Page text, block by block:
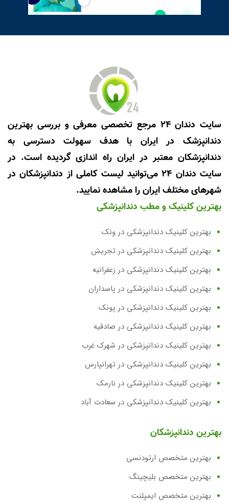
سایت دندان 24 مرجع تخصصی معرفی و بررسی بهترین
دندانپزشک در ایران با هدف سهولت دسترسی به
دندانپزشکان معتبر در ایران راه اندازی گردیده است. در
سایت دندان 24 می‌توانید لیست کاملی از دندانپزشکان در
شهرهای مختلف ایران را مشاهده نمایید.
بهترین کلینیک و مطب دندانپزشکی
بهترین کلینیک دندانپزشکی در ونک
بهترین کلینیک دندانپزشکی در تجریش
بهترین کلینیک دندانپزشکی در زعفرانیه
بهترین کلینیک دندانپزشکی در پاسداران
بهترین کلینیک دندانپزشکی در پونک
بهترین کلینیک دندانپزشکی در صادقیه
بهترین کلینیک دندانپزشکی در شهرک غرب
بهترین کلینیک دندانپزشکی در تهرانپارس
بهترین کلینیک دندانپزشکی در نارمک
بهترین کلینیک دندانپزشکی در سعادت آباد
بهترین دندانپزشکان
بهترین متخصص ارتودنسی
بهترین متخصص بلیچینگ
بهترین متخصص ایمپلنت